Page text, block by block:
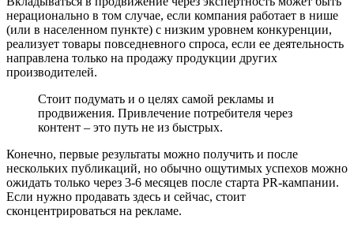
нерационально в том случае, если компания работает в нише
(или в населенном пункте) с низким уровнем конкуренции,
реализует товары повседневного спроса, если ее деятельность
направлена только на продажу продукции других
производителей.
Стоит подумать и о целях самой рекламы и
продвижения. Привлечение потребителя через
контент – это путь не из быстрых.
Конечно, первые результаты можно получить и после
нескольких публикаций, но обычно ощутимых успехов можно
ожидать только через 3-6 месяцев после старта PR-кампании.
Если нужно продавать здесь и сейчас, стоит
сконцентрироваться на рекламе.